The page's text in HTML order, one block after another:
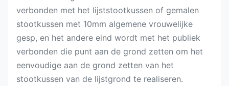
verbonden met het lijststootkussen of gemalen
stootkussen met 10mm algemene vrouwelijke
gesp, en het andere eind wordt met het publiek
verbonden die punt aan de grond zetten om het
eenvoudige aan de grond zetten van het
stootkussen van de lijstgrond te realiseren.